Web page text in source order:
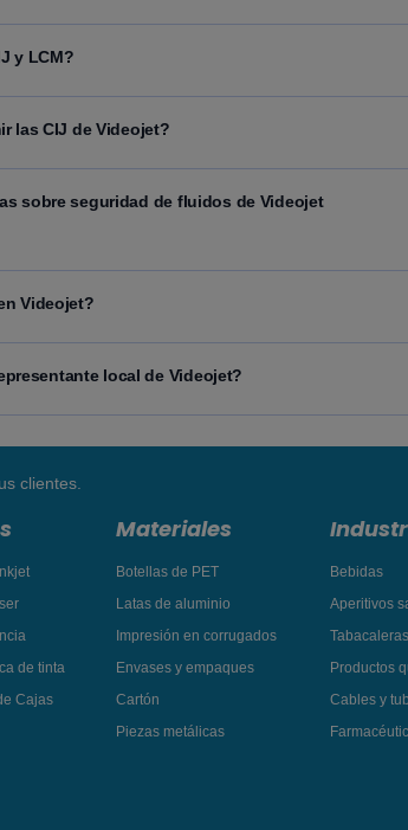
y LCM?
las CIJ de Videojet?
sobre seguridad de fluidos de Videojet
Videojet?
local de Videojet?
clientes.
de tinta
Cajas
Materiales
Botellas de PET
Latas de aluminio
Impresión en corrugados
Envases y empaques
Cartón
Piezas metálicas
Bebidas
Aperitivos
Tabacaleras
Productos
Cables y